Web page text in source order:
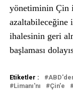
yönetiminin Çin
azaltabileceğine
ihalesinin geri
başlaması
Etiketler :
Limanı'nı
Çin'e